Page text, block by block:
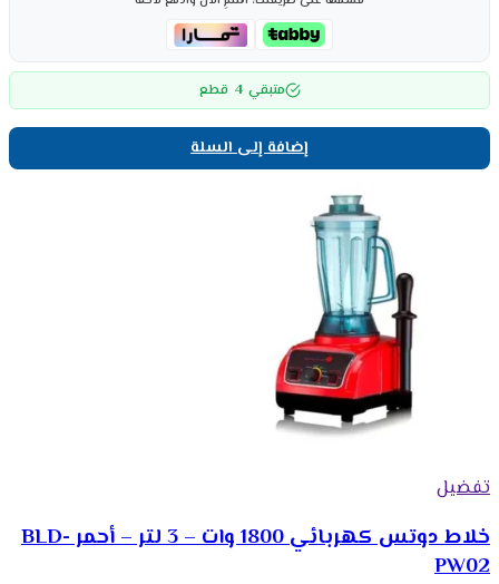
متبقي 4 قطع
إضافة إلى السلة
تفضيل
خلاط دوتس كهربائي 1800 وات – 3 لتر – أحمر BLD-
PW02